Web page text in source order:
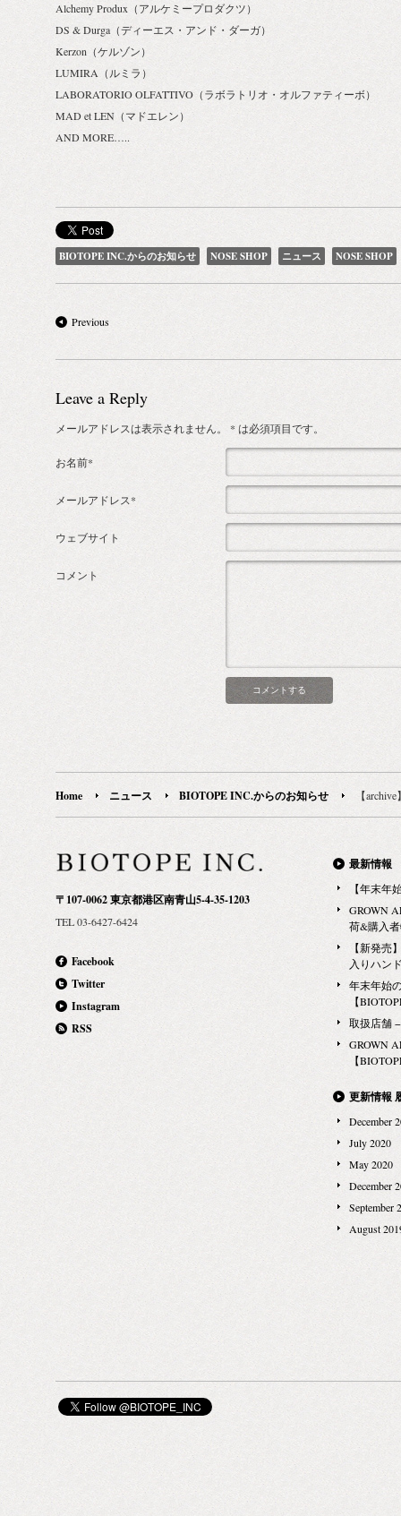
Alchemy Produx（アルケミープロダクツ）
DS & Durga（ディーエス・アンド・ダーガ）
Kerzon（ケルゾン）
LUMIRA（ルミラ）
LABORATORIO OLFATTIVO（ラボラトリオ・オルファティーボ）
MAD et LEN（マドエレン）
AND MORE…..
BIOTOPE INC.からのお知らせ NOSE SHOP ニュース NOSE SHOP
Previous
Leave a Reply
メールアドレスは表示されません。 * は必須項目です。
お名前*
メールアドレス*
ウェブサイト
コメント
Home ニュース BIOTOPE INC.からのお知らせ 【
〒107-0062 東京都港区南青山5-4-35-1203
TEL 03-6427-6424
Facebook
Twitter
Instagram
RSS
最新情報
【年末年
GROWN
荷&購入
【新発売
入りハン
年末年始
【
取扱店舗
GROWN
【
更新情報
December
July 2020
May 2020
December
September
August